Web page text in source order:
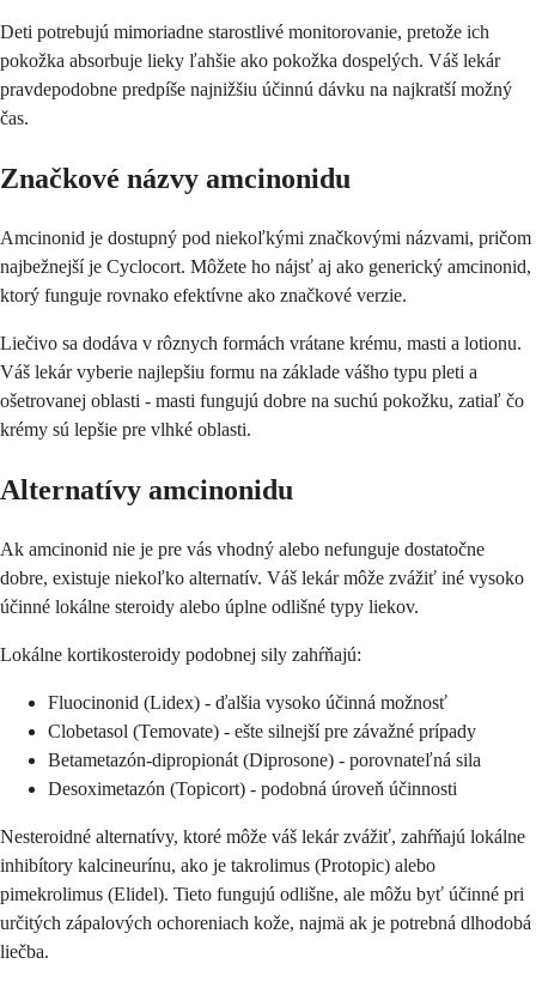
Deti potrebujú mimoriadne starostlivé monitorovanie, pretože ich
pokožka absorbuje lieky ľahšie ako pokožka dospelých. Váš lekár
pravdepodobne predpíše najnižšiu účinnú dávku na najkratší možný
čas.
Značkové názvy amcinonidu
Amcinonid je dostupný pod niekoľkými značkovými názvami, pričom
najbežnejší je Cyclocort. Môžete ho nájsť aj ako generický amcinonid,
ktorý funguje rovnako efektívne ako značkové verzie.
Liečivo sa dodáva v rôznych formách vrátane krému, masti a lotionu.
Váš lekár vyberie najlepšiu formu na základe vášho typu pleti a
ošetrovanej oblasti - masti fungujú dobre na suchú pokožku, zatiaľ čo
krémy sú lepšie pre vlhké oblasti.
Alternatívy amcinonidu
Ak amcinonid nie je pre vás vhodný alebo nefunguje dostatočne
dobre, existuje niekoľko alternatív. Váš lekár môže zvážiť iné vysoko
účinné lokálne steroidy alebo úplne odlišné typy liekov.
Lokálne kortikosteroidy podobnej sily zahŕňajú:
Fluocinonid (Lidex) - ďalšia vysoko účinná možnosť
Clobetasol (Temovate) - ešte silnejší pre závažné prípady
Betametazón-dipropionát (Diprosone) - porovnateľná sila
Desoximetazón (Topicort) - podobná úroveň účinnosti
Nesteroidné alternatívy, ktoré môže váš lekár zvážiť, zahŕňajú lokálne
inhibítory kalcineurínu, ako je takrolimus (Protopic) alebo
pimekrolimus (Elidel). Tieto fungujú odlišne, ale môžu byť účinné pri
určitých zápalových ochoreniach kože, najmä ak je potrebná dlhodobá
liečba.